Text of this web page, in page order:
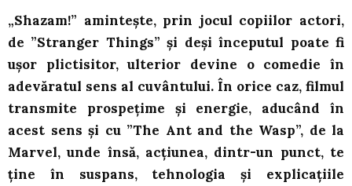
„Shazam!” amintește, prin jocul copiilor actori,
de ”Stranger Things” și deși începutul poate fi
ușor plictisitor, ulterior devine o comedie în
adevăratul sens al cuvântului. În orice caz, filmul
transmite prospețime și energie, aducând în
acest sens și cu ”The Ant and the Wasp”, de la
Marvel, unde însă, acțiunea, dintr-un punct, te
ține în suspans, tehnologia și explicațiile